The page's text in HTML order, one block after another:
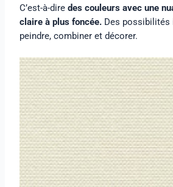
C’est-à-diredes couleurs avec une
claire à plus foncée. Des possibilités
peindre, combiner et décorer.